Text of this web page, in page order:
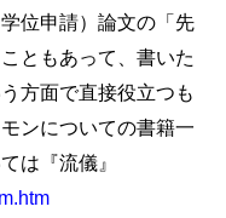
位申請）論文の「先
ともあって、書いた
方面で直接役立つも
ンについての書籍一
は『流儀』